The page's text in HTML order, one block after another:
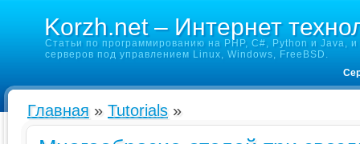
Korzh.net – Интернет
Статьи по программированию на PHP, C#, Python и Java,
серверов под управлением Linux, Windows, FreeBSD.
Главная » Tutorials »